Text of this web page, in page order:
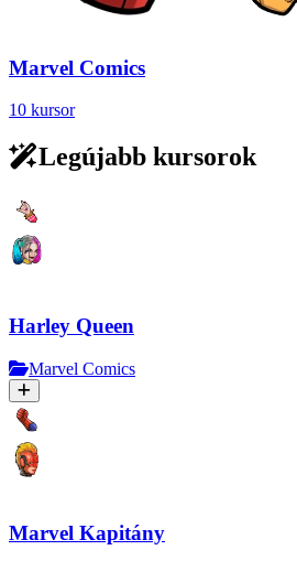
Marvel Comics
10 kursor
Legújabb kursorok
Harley Quееn
Marvel Comics
Marvel Kapitány